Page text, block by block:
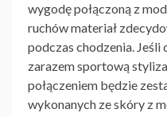
wygodę połączoną z
ruchów materiał
podczas chodzenia.
zarazem sportową
połączeniem będzie
wykonanych ze skóry z